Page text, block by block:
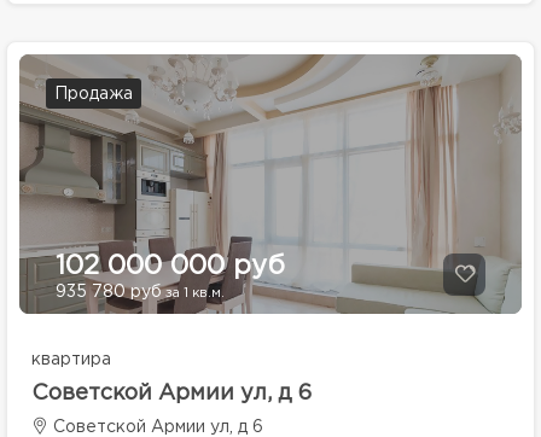
Продажа
102 000 000 руб
935 780 рубза 1 кв.м.
квартира
Советской Армии ул, д 6
Советской Армии ул, д 6